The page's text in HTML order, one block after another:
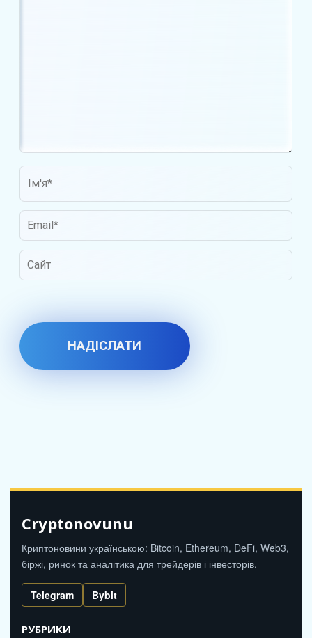
Cryptonovunu
Криптоновини українською: Bitcoin, Ethereum, DeFi, Web3,
біржі, ринок та аналітика для трейдерів і інвесторів.
Telegram Bybit
РУБРИКИ